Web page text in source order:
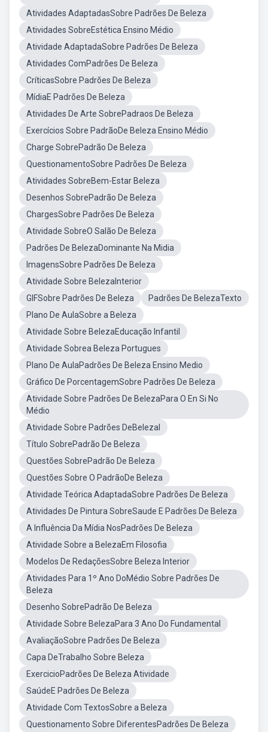
Atividades AdaptadasSobre Padrões De Beleza
Atividades SobreEstética Ensino Médio
Atividade AdaptadaSobre Padrões De Beleza
Atividades ComPadrões De Beleza
CríticasSobre Padrões De Beleza
MídiaE Padrões De Beleza
Atividades De Arte SobrePadraos De Beleza
Exercícios Sobre PadrãoDe Beleza Ensino Médio
Charge SobrePadrão De Beleza
QuestionamentoSobre Padrões De Beleza
Atividades SobreBem-Estar Beleza
Desenhos SobrePadrão De Beleza
ChargesSobre Padrões De Beleza
Atividade SobreO Salão De Beleza
Padrões De BelezaDominante Na Midia
ImagensSobre Padrões De Beleza
Atividade Sobre BelezaInterior
GIFSobre Padrões De Beleza
Padrões De BelezaTexto
Plano De AulaSobre a Beleza
Atividade Sobre BelezaEducação Infantil
Atividade Sobrea Beleza Portugues
Plano De AulaPadrões De Beleza Ensino Medio
Gráfico De PorcentagemSobre Padrões De Beleza
Atividade Sobre Padrões De BelezaPara O En Si No
Médio
Atividade Sobre Padrões DeBelezal
Título SobrePadrão De Beleza
Questões SobrePadrão De Beleza
Questões Sobre O PadrãoDe Beleza
Atividade Teórica AdaptadaSobre Padrões De Beleza
Atividades De Pintura SobreSaude E Padrões De Beleza
A Influência Da Mídia NosPadrões De Beleza
Atividade Sobre a BelezaEm Filosofia
Modelos De RedaçõesSobre Beleza Interior
Atividades Para 1º Ano DoMédio Sobre Padrões De
Beleza
Desenho SobrePadrão De Beleza
Atividade Sobre BelezaPara 3 Ano Do Fundamental
AvaliaçãoSobre Padrões De Beleza
Capa DeTrabalho Sobre Beleza
ExercicioPadrões De Beleza Atividade
SaúdeE Padrões De Beleza
Atividade Com TextosSobre a Beleza
Questionamento Sobre DiferentesPadrões De Beleza